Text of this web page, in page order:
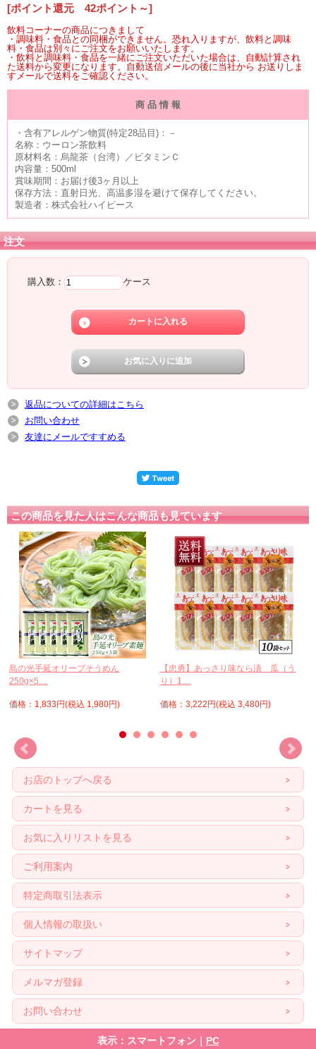
[ポイント還元 42ポイント～]
飲料コーナーの商品につきまして
・調味料・食品との同梱ができません。恐れ入りますが、飲料と調味
料・食品は別々にご注文をお願いいたします。
・飲料と調味料・食品を一緒にご注文いただいた場合は、自動計算され
た送料から変更になります。自動送信メールの後に当社から お送りしま
すメールで送料をご確認ください。
商 品 情 報
・含有アレルゲン物質(特定28品目)：－
名称：ウーロン茶飲料
原材料名：烏龍茶（台湾）／ビタミンＣ
内容量：500ml
賞味期間：お届け後3ヶ月以上
保存方法：直射日光、高温多湿を避けて保存してください。
製造者：株式会社ハイピース
注文
購入数： ケース
返品についての詳細はこちら
お問い合わせ
友達にメールですすめる
この商品を見た人はこんな商品も見ています
島の光手延オリーブそうめん
250g×5…
価格：1,833円(税込 1,980円)
【忠勇】あっさり味なら漬 瓜（う
り）1…
価格：3,222円(税込 3,480円)
お店のトップへ戻る
カートを見る
お気に入りリストを見る
ご利用案内
特定商取引法表示
個人情報の取扱い
サイトマップ
メルマガ登録
お問い合わせ
表示：スマートフォン｜ PC